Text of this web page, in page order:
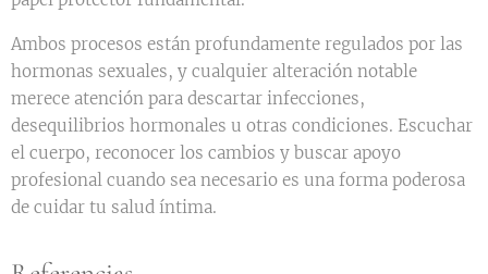
Ambos procesos están profundamente regulados por las
hormonas sexuales, y cualquier alteración notable
merece atención para descartar infecciones,
desequilibrios hormonales u otras condiciones. Escuchar
el cuerpo, reconocer los cambios y buscar apoyo
profesional cuando sea necesario es una forma poderosa
de cuidar tu salud íntima.